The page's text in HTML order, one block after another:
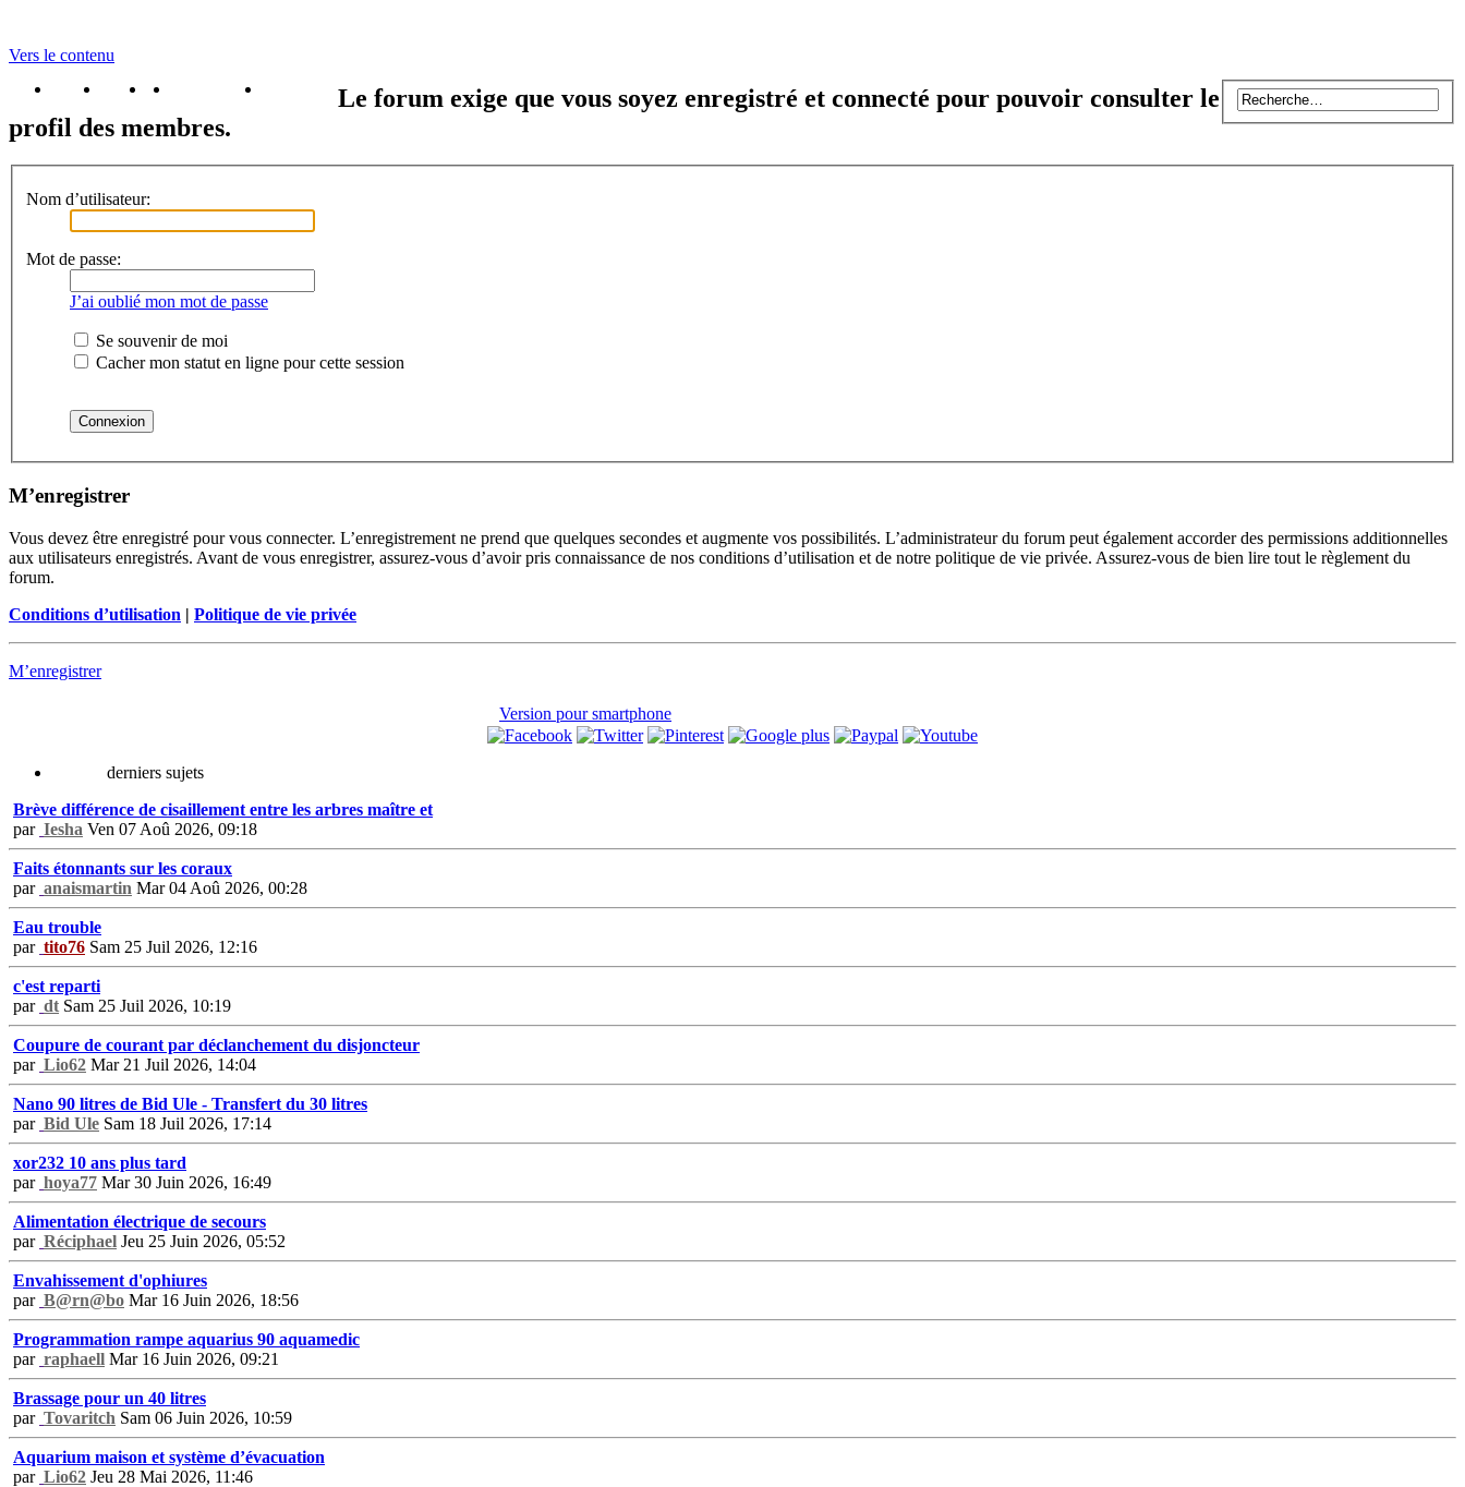
Vers le contenu
portail
forum faq m'enregister
Le forum exige que vous soyez enregistré et connecté pour pouvoir consulter le
profil des membres.
Nom d’utilisateur:
Mot de passe:
J’ai oublié mon mot de passe
Se souvenir de moi
Cacher mon statut en ligne pour cette session
M’enregistrer
Vous devez être enregistré pour vous connecter. L’enregistrement ne prend que quelques secondes et augmente vos possibilités. L’administrateur du forum peut également accorder des permissions additionnelles
aux utilisateurs enregistrés. Avant de vous enregistrer, assurez-vous d’avoir pris connaissance de nos conditions d’utilisation et de notre politique de vie privée. Assurez-vous de bien lire tout le règlement du
forum.
Conditions d’utilisation | Politique de vie privée
M’enregistrer
Version pour smartphone
derniers sujets
Brève différence de cisaillement entre les arbres maître et
par Iesha Ven 07 Aoû 2026, 09:18
Faits étonnants sur les coraux
par anaismartin Mar 04 Aoû 2026, 00:28
Eau trouble
par tito76 Sam 25 Juil 2026, 12:16
c'est reparti
par dt Sam 25 Juil 2026, 10:19
Coupure de courant par déclanchement du disjoncteur
par Lio62 Mar 21 Juil 2026, 14:04
Nano 90 litres de Bid Ule - Transfert du 30 litres
par Bid Ule Sam 18 Juil 2026, 17:14
xor232 10 ans plus tard
par hoya77 Mar 30 Juin 2026, 16:49
Alimentation électrique de secours
par Réciphael Jeu 25 Juin 2026, 05:52
Envahissement d'ophiures
par B@rn@bo Mar 16 Juin 2026, 18:56
Programmation rampe aquarius 90 aquamedic
par raphaell Mar 16 Juin 2026, 09:21
Brassage pour un 40 litres
par Tovaritch Sam 06 Juin 2026, 10:59
Aquarium maison et système d’évacuation
par Lio62 Jeu 28 Mai 2026, 11:46